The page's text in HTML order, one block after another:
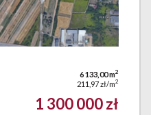
6 133,00 m2
211,97 zł/m2
1 300 000 zł